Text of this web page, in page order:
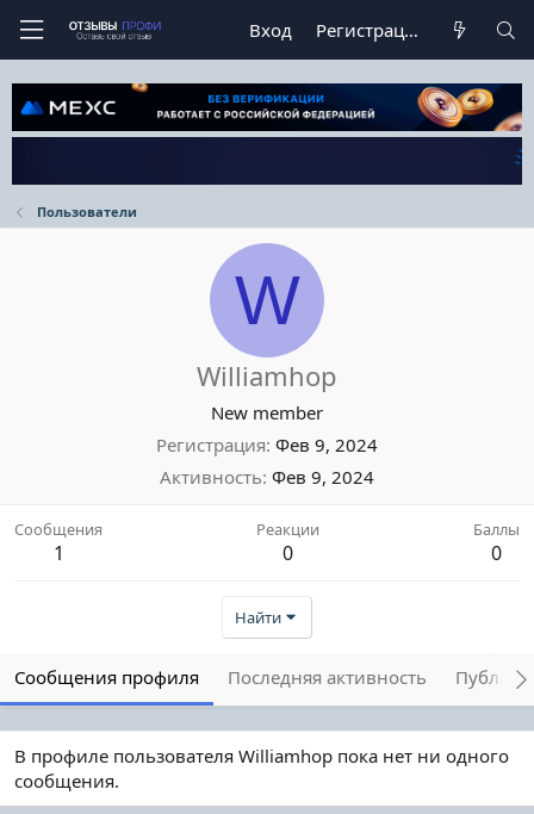
Вход Регистрация
Пользователи
W
Williamhop
New member
Регистрация Фев 9, 2024
Активность Фев 9, 2024
Сообщения
1
Реакции
0
Баллы
0
Найти
Сообщения профиля Последняя активность
В профиле пользователя Williamhop пока нет ни одного
сообщения.